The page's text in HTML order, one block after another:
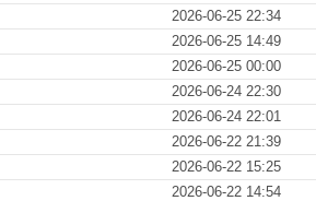
2026-06-25 22:34
2026-06-25 14:49
2026-06-25 00:00
2026-06-24 22:30
2026-06-24 22:01
2026-06-22 21:39
2026-06-22 15:25
2026-06-22 14:54